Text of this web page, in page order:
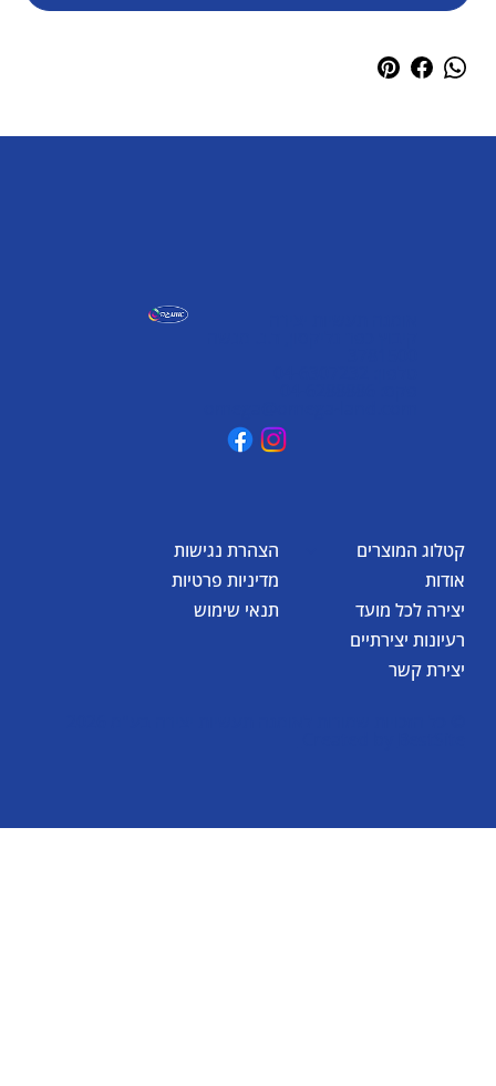
הצהרת נגישות
מדיניות פרטיות
תנאי שימוש
קטלוג המוצרים
אודות
יצירה לכל מועד
רעיונות יצירתיים
יצירת קשר